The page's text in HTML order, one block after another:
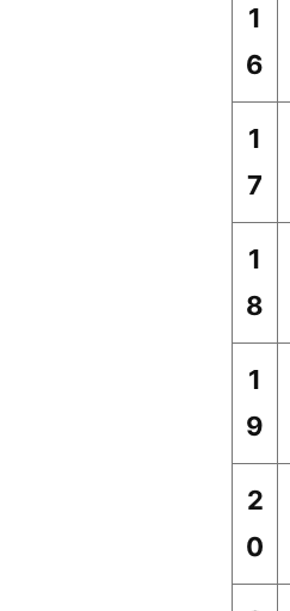
1
6
1
7
1
8
1
9
2
0